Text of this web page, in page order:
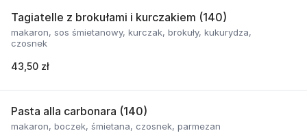
Tagiatelle z brokułami i kurczakiem (140)
makaron, sos śmietanowy, kurczak, brokuły, kukurydza,
czosnek
43,50 zł
Pasta alla carbonara (140)
makaron, boczek, śmietana, czosnek, parmezan